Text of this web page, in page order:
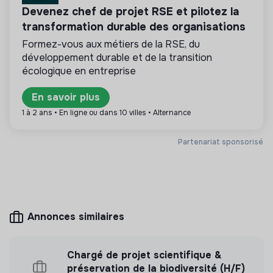
soutenir l’équilibre entre la vie professionnelle et
personnelle.
Plus d'informations
Site internet
Entre 250 et 2000
salariés
Économie circulaire
Labels et certifications
Partenariat sponsorisé
Devenez chef de projet RSE et pilotez la
transformation durable des organisations
Formez-vous aux métiers de la RSE, du
développement durable et de la transition
écologique en entreprise
En savoir plus
1 à 2 ans • En ligne ou dans 10 villes • Alternance
Annonces similaires
Chargé de projet scientifique &
préservation de la biodiversité (H/F)